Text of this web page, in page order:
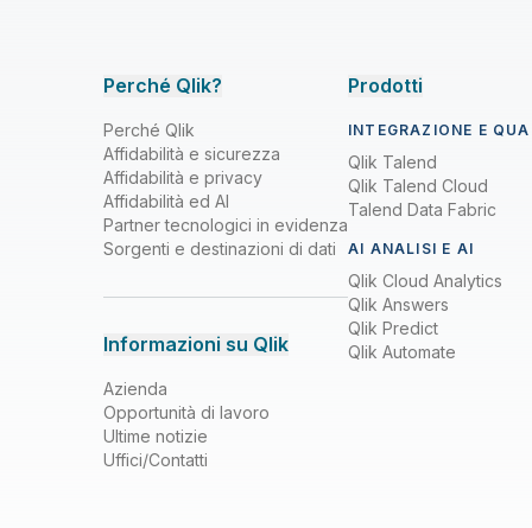
Perché Qlik?
Perché Qlik
Affidabilità e sicurezza
Affidabilità e privacy
Affidabilità ed AI
Partner tecnologici in evidenza
Sorgenti e destinazioni di dati
Informazioni su Qlik
Azienda
Opportunità di lavoro
Ultime notizie
Uffici/Contatti
Prodotti
INTEGRAZIONE E
Qlik Talend
Qlik Talend Cloud
Talend Data Fabric
AI ANALISI E AI
Qlik Cloud Analytics
Qlik Answers
Qlik Predict
Qlik Automate